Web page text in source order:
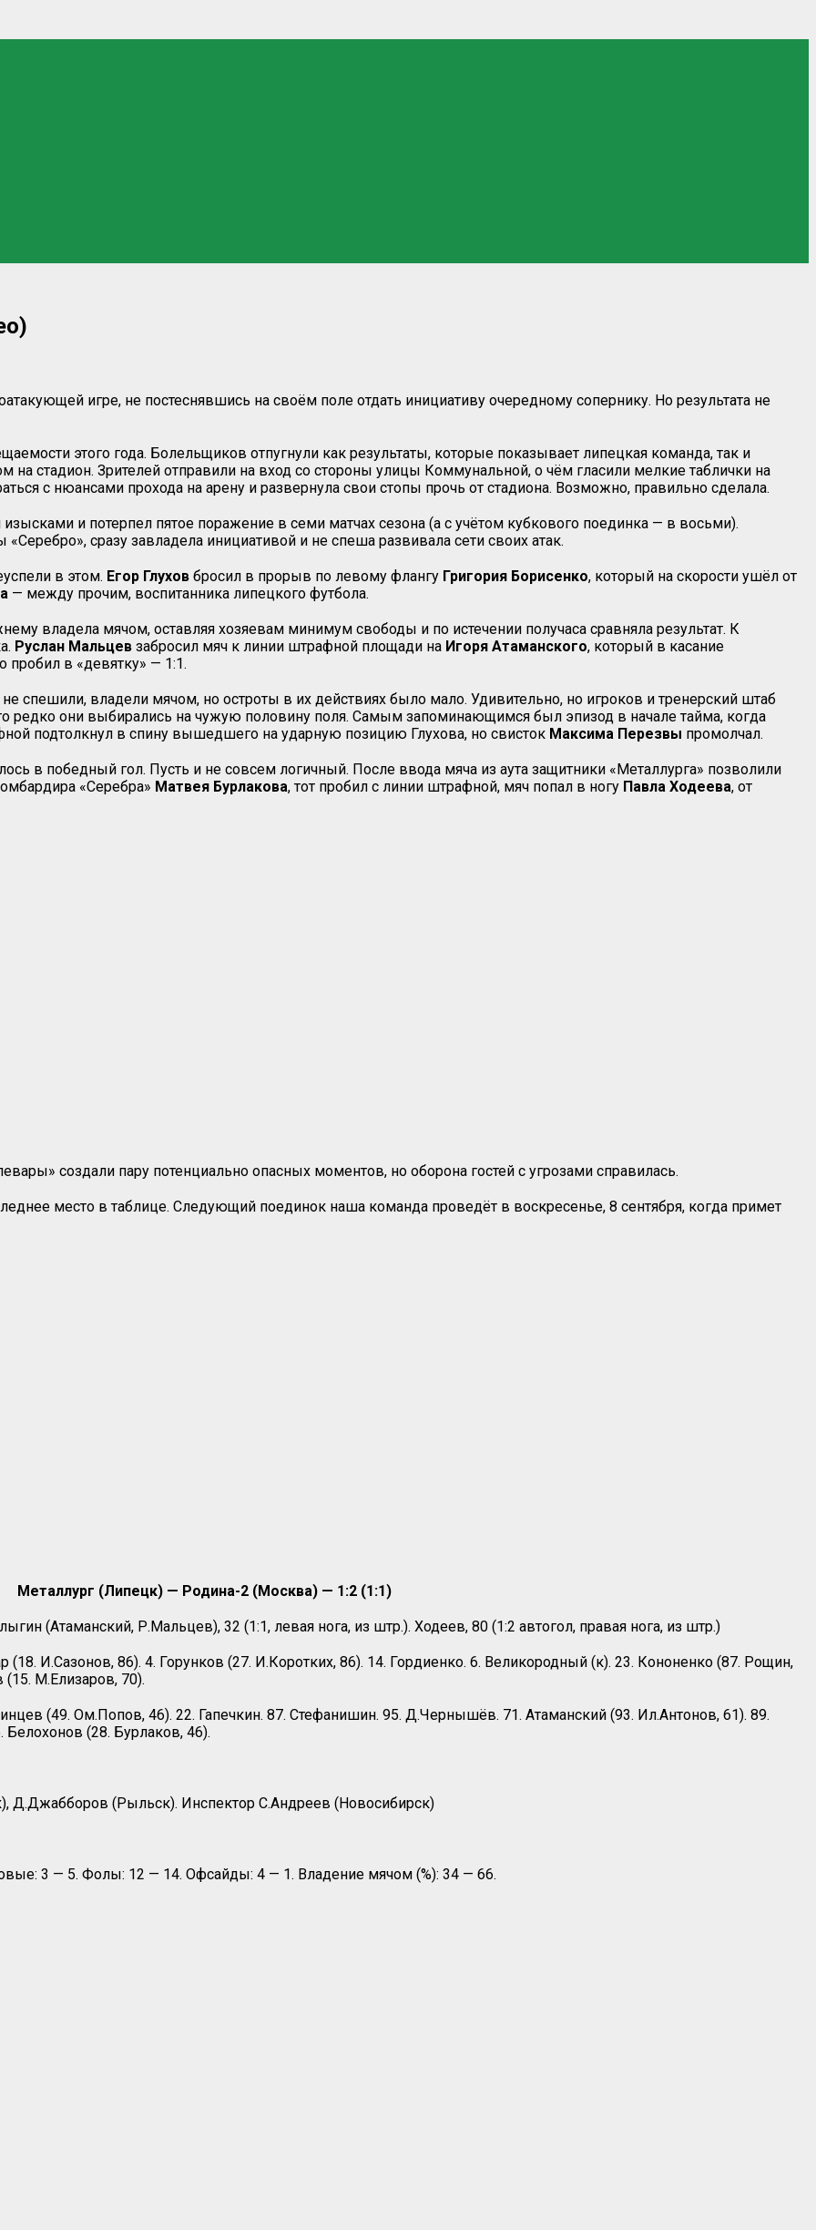
игре, не постеснявшись на своём поле отдать инициативу очередному сопернику. Но результата не
этого года. Болельщиков отпугнули как результаты, которые показывает липецкая команда, так и
стадион. Зрителей отправили на вход со стороны улицы Коммунальной, о чём гласили мелкие таблички на
с нюансами прохода на арену и развернула свои стопы прочь от стадиона. Возможно, правильно сделала.
и потерпел пятое поражение в семи матчах сезона (а с учётом кубкового поединка — в восьми).
сразу завладела инициативой и не спеша развивала сети своих атак.
в этом. Егор Глухов бросил в прорыв по левому флангу Григория Борисенко, который на скорости ушёл от
— между прочим, воспитанника липецкого футбола.
владела мячом, оставляя хозяевам минимум свободы и по истечении получаса сравняла результат. К
Руслан Мальцев забросил мяч к линии штрафной площади на Игоря Атаманского, который в касание
пробил в «девятку» — 1:1.
спешили, владели мячом, но остроты в их действиях было мало. Удивительно, но игроков и тренерский штаб
редко они выбирались на чужую половину поля. Самым запоминающимся был эпизод в начале тайма, когда
подтолкнул в спину вышедшего на ударную позицию Глухова, но свисток Максима Перезвы промолчал.
в победный гол. Пусть и не совсем логичный. После ввода мяча из аута защитники «Металлурга» позволили
«Серебра» Матвея Бурлакова, тот пробил с линии штрафной, мяч попал в ногу Павла Ходеева, от
создали пару потенциально опасных моментов, но оборона гостей с угрозами справилась.
место в таблице. Следующий поединок наша команда проведёт в воскресенье, 8 сентября, когда примет
Металлург (Липецк) — Родина-2 (Москва) — 1:2 (1:1)
(Атаманский, Р.Мальцев), 32 (1:1, левая нога, из штр.). Ходеев, 80 (1:2 автогол, правая нога, из штр.)
(18. И.Сазонов, 86). 4. Горунков (27. И.Коротких, 86). 14. Гордиенко. 6. Великородный (к). 23. Кононенко (87. Рощин,
(15. М.Елизаров, 70).
(49. Ом.Попов, 46). 22. Гапечкин. 87. Стефанишин. 95. Д.Чернышёв. 71. Атаманский (93. Ил.Антонов, 61). 89.
(28. Бурлаков, 46).
Д.Джабборов (Рыльск). Инспектор С.Андреев (Новосибирск)
3 — 5. Фолы: 12 — 14. Офсайды: 4 — 1. Владение мячом (%): 34 — 66.